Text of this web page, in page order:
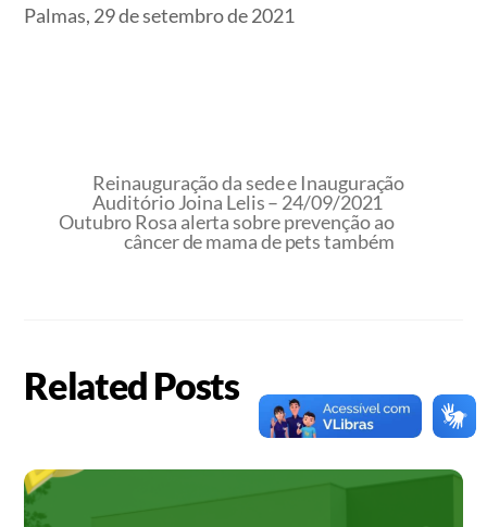
Palmas, 29 de setembro de 2021
Reinauguração da sede e Inauguração
Auditório Joina Lelis – 24/09/2021
Outubro Rosa alerta sobre prevenção ao
câncer de mama de pets também
Related Posts